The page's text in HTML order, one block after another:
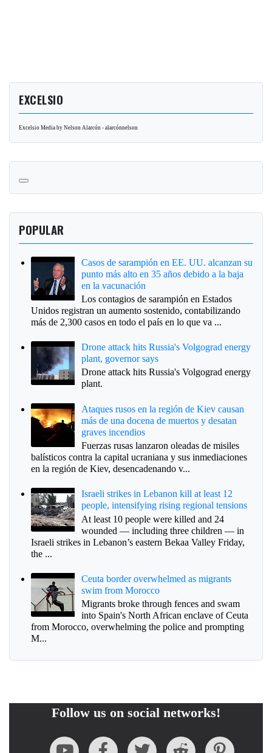
EXCELSIO
Excelsio Media by Nelson Alarcón - alarcónnelson
POPULAR
Casos de sarampión en EE. UU. alcanzan su
punto más alto en 35 años debido a la baja
en la vacunación
Los contagios de sarampión en Estados
Unidos registran un aumento sostenido, contabilizando
más de 2,300 casos en todo el país en lo que va ...
Drone attack hits Russia's Volgograd energy
plant, governor says
Drone attack hits Russia's Volgograd energy
plant.
Ataques rusos en la región de Kiev causan
más de una docena de muertos y desatan
graves incendios
Fuerzas rusas lanzaron oleadas de misiles
balísticos contra la capital ucraniana y sus inmediaciones
en la región de Kiev, desencadenando v...
Israeli strikes in Lebanon kill at least 12
people, intensifying rising regional tensions
At least 10 people were killed and 24
wounded — including three children — in
Israeli strikes in Lebanon’s eastern Bekaa Valley Friday,
the ...
Ceuta border overwhelmed as migrants
swim from Morocco
Migrants broke through fences and swam
into Spain's North African enclave of Ceuta
from Morocco, overwhelming the police and prompting
M...
Follow us on social networks!